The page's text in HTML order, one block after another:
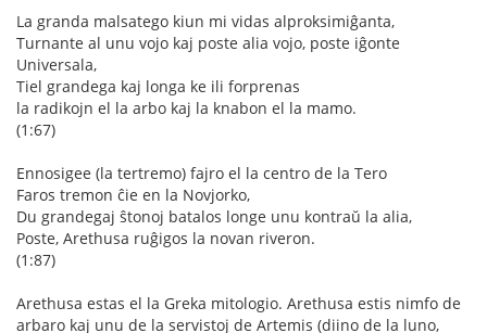
La granda malsatego kiun mi vidas alproksimiĝanta,
Turnante al unu vojo kaj poste alia vojo, poste iĝonte
Universala,
Tiel grandega kaj longa ke ili forprenas
la radikojn el la arbo kaj la knabon el la mamo.
(1:67)
Ennosigee (la tertremo) fajro el la centro de la Tero
Faros tremon ĉie en la Novjorko,
Du grandegaj ŝtonoj batalos longe unu kontraŭ la alia,
Poste, Arethusa ruĝigos la novan riveron.
(1:87)
Arethusa estas el la Greka mitologio. Arethusa estis nimfo de
arbaro kaj unu de la servistoj de Artemis (diino de la luno,